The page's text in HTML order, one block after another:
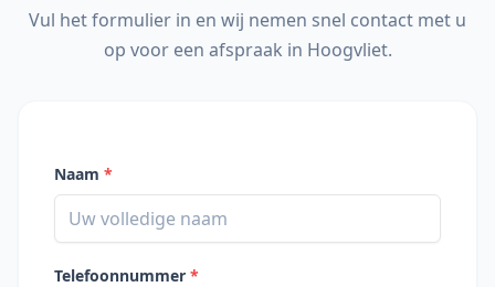
Vul het formulier in en wij nemen snel contact met u
op voor een afspraak in Hoogvliet.
Naam *
Telefoonnummer *